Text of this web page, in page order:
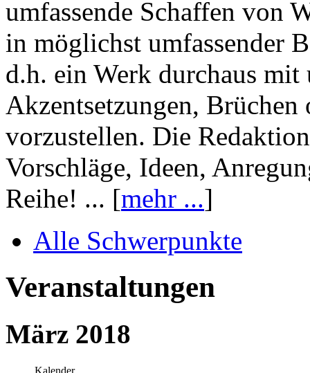
umfassende Schaffen von
in möglichst umfassender
d.h. ein Werk durchaus mit
Akzentsetzungen, Brüchen
vorzustellen. Die
Vorschläge, Ideen,
Reihe! ... [mehr ...]
Alle Schwerpunkte
Veranstaltungen
März 2018
Kalender